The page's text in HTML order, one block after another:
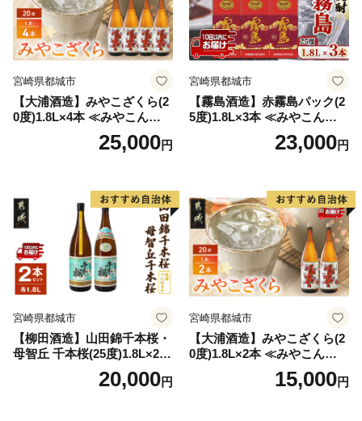
宮崎県都城市
【大浦酒造】みやこざくら(2
0度)1.8L×4本 ≪みやこんじょ
特急便≫_AD-077125,000円
宮崎県都城市
【霧島酒造】赤霧島パック(2
5度)1.8L×3本 ≪みやこんじょ
特急便≫_23-07-K03P-1800-3
23,000円
宮崎県都城市
【柳田酒造】山田錦千本桜・
母智丘 千本桜(25度)1.8L×2本
≪みやこんじょ特急便≫_AC
20,000円
宮崎県都城市
【大浦酒造】みやこざくら(2
0度)1.8L×2本 ≪みやこんじょ
特急便≫_MJ-077115,000円